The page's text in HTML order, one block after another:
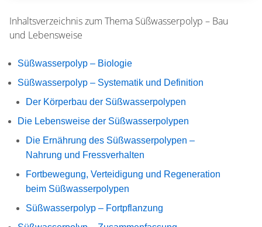
Inhaltsverzeichnis zum Thema Süßwasserpolyp – Bau
und Lebensweise
Süßwasserpolyp – Biologie
Süßwasserpolyp – Systematik und Definition
Der Körperbau der Süßwasserpolypen
Die Lebensweise der Süßwasserpolypen
Die Ernährung des Süßwasserpolypen –
Nahrung und Fressverhalten
Fortbewegung, Verteidigung und Regeneration
beim Süßwasserpolypen
Süßwasserpolyp – Fortpflanzung